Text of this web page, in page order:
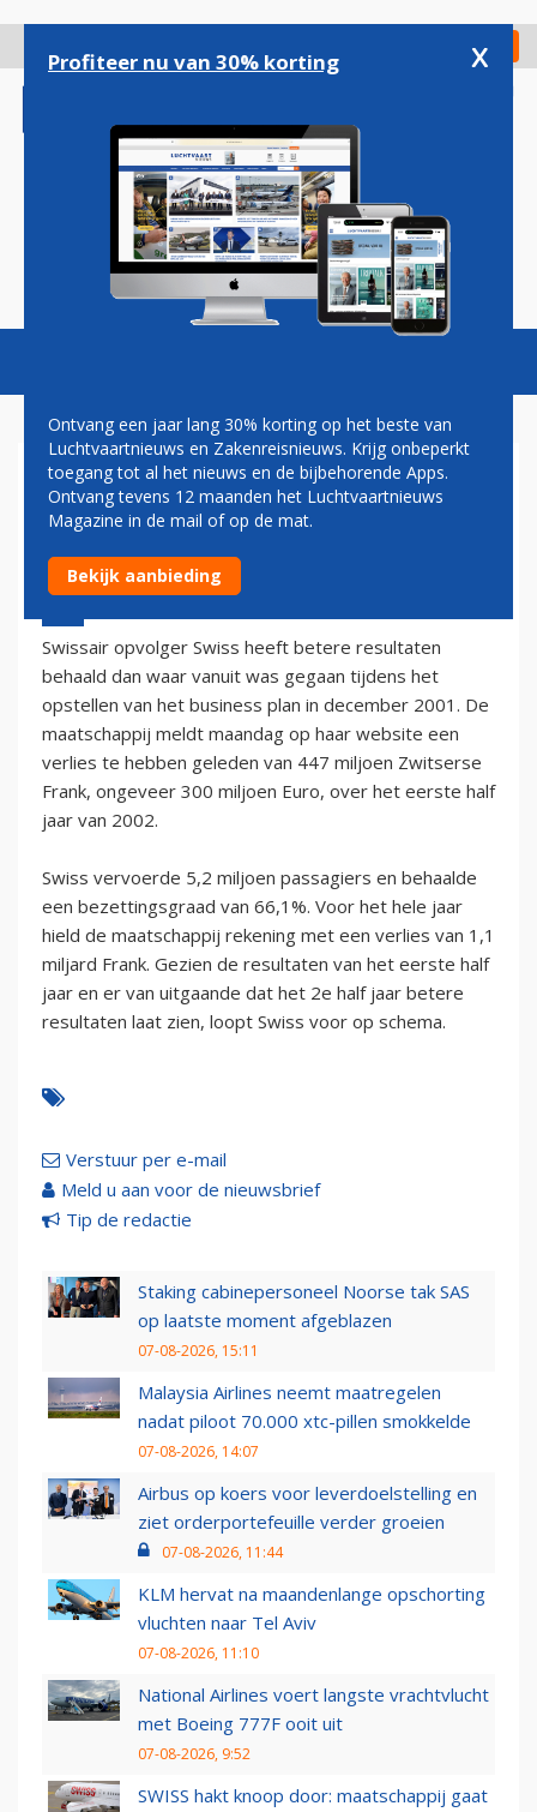
gaan
Check in
Magazine Podcasts Vacatures
SWISS BOEKT VERLIES MAAR
ZIT OP TARGET
16 september 2002 - 2:00
Swissair opvolger Swiss heeft betere resultaten
behaald dan waar vanuit was gegaan tijdens het
opstellen van het business plan in december 2001. De
maatschappij meldt maandag op haar website een
verlies te hebben geleden van 447 miljoen Zwitserse
Frank, ongeveer 300 miljoen Euro, over het eerste half
jaar van 2002.
Swiss vervoerde 5,2 miljoen passagiers en behaalde
een bezettingsgraad van 66,1%. Voor het hele jaar
hield de maatschappij rekening met een verlies van 1,1
miljard Frank. Gezien de resultaten van het eerste half
jaar en er van uitgaande dat het 2e half jaar betere
resultaten laat zien, loopt Swiss voor op schema.
Verstuur per e-mail
Meld u aan voor de nieuwsbrief
Tip de redactie
Staking cabinepersoneel Noorse tak SAS
op laatste moment afgeblazen
07-08-2026, 15:11
Malaysia Airlines neemt maatregelen
nadat piloot 70.000 xtc-pillen smokkelde
07-08-2026, 14:07
Airbus op koers voor leverdoelstelling en
ziet orderportefeuille verder groeien
07-08-2026, 11:44
KLM hervat na maandenlange opschorting
vluchten naar Tel Aviv
07-08-2026, 11:10
National Airlines voert langste vrachtvlucht
met Boeing 777F ooit uit
07-08-2026, 9:52
SWISS hakt knoop door: maatschappij gaat
Profiteer nu van 30% korting x
Ontvang een jaar lang 30% korting op het beste van
Luchtvaartnieuws en Zakenreisnieuws. Krijg onbeperkt
toegang tot al het nieuws en de bijbehorende Apps.
Ontvang tevens 12 maanden het Luchtvaartnieuws
Magazine in de mail of op de mat.
Bekijk aanbieding